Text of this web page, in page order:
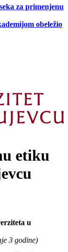
za primenjenu
obeležio
etiku
u
3 godine)